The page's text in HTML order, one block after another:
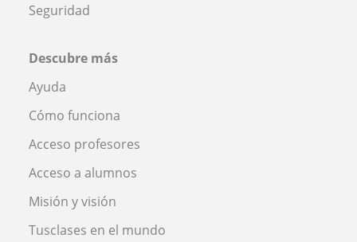
Seguridad
Descubre más
Ayuda
Cómo funciona
Acceso profesores
Acceso a alumnos
Misión y visión
Tusclases en el mundo